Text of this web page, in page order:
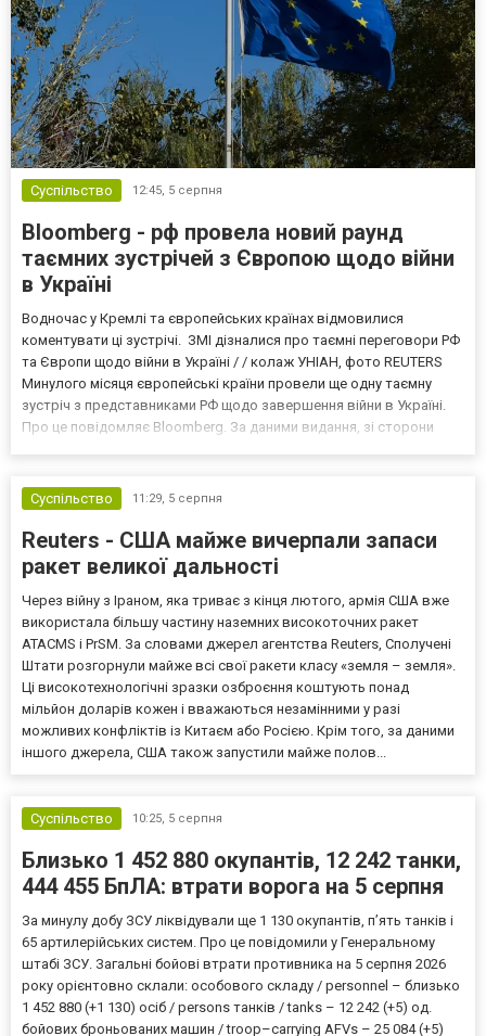
Суспільство 12:45, 5 серпня
Bloomberg - рф провела новий раунд
таємних зустрічей з Європою щодо війни
в Україні
Водночас у Кремлі та європейських країнах відмовилися
коментувати ці зустрічі. ЗМІ дізналися про таємні переговори РФ
та Європи щодо війни в Україні / / колаж УНІАН, фото REUTERS
Минулого місяця європейські країни провели ще одну таємну
зустріч з представниками РФ щодо завершення війни в Україні.
Про це повідомляє Bloomberg. За даними видання, зі сторони
Суспільство
11:29, 5 серпня
Reuters - США майже вичерпали запаси
ракет великої дальності
Через війну з Іраном, яка триває з кінця лютого, армія США вже
використала більшу частину наземних високоточних ракет
ATACMS і PrSM. За словами джерел агентства Reuters, Сполучені
Штати розгорнули майже всі свої ракети класу «земля – земля».
Ці високотехнологічні зразки озброєння коштують понад
мільйон доларів кожен і вважаються незамінними у разі
можливих конфліктів із Китаєм або Росією. Крім того, за даними
іншого джерела, США також запустили майже полов...
Суспільство 10:25, 5 серпня
Близько 1 452 880 окупантів, 12 242 танки,
444 455 БпЛА: втрати ворога на 5 серпня
За минулу добу ЗСУ ліквідували ще 1 130 окупантів, пʼять танків і
65 артилерійських систем. Про це повідомили у Генеральному
штабі ЗСУ. Загальні бойові втрати противника на 5 серпня 2026
року орієнтовно склали: особового складу / personnel – близько
1 452 880 (+1 130) осіб / persons танків / tanks – 12 242 (+5) од.
бойових броньованих машин / troop–carrying AFVs – 25 084 (+5)